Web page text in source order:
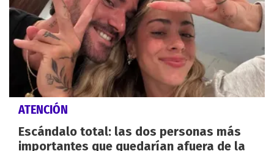
ATENCIÓN
Escándalo total: las dos personas más
importantes que quedarían afuera de la